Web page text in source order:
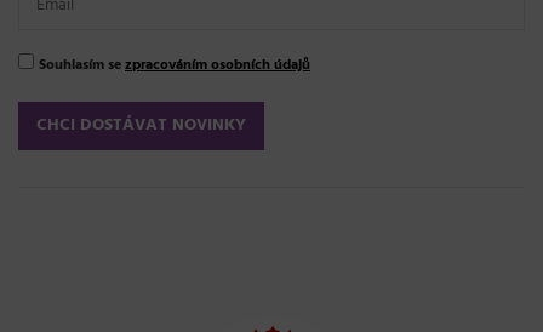
Souhlasím sezpracováním osobních údajů